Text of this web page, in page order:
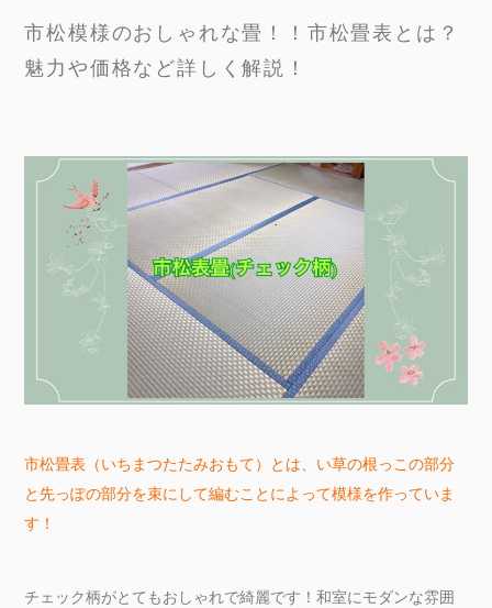
市松模様のおしゃれな畳！！市松畳表とは？
魅力や価格など詳しく解説！
市松畳表（いちまつたたみおもて）とは、い草の根っこの部分
と先っぽの部分を束にして編むことによって模様を作っていま
す！
チェック柄がとてもおしゃれで綺麗です！和室にモダンな雰囲